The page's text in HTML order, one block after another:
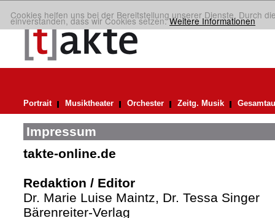
Cookies helfen uns bei der Bereitstellung unserer Dienste. Durch
einverstanden, dass wir Cookies setzen.Weitere Informationen
Portrait Musiktheater Orchester Zeitg. Musik
Impressum
takte-online.de
Redaktion / Editor
Dr. Marie Luise Maintz, Dr. Tessa Singer
Bärenreiter-Verlag